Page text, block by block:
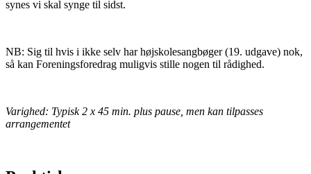
synes vi skal synge til sidst.
NB: Sig til hvis i ikke selv har højskolesangbøger (19. udgave) nok,
så kan Foreningsforedrag muligvis stille nogen til rådighed.
Varighed: Typisk 2 x 45 min. plus pause, men kan tilpasses
arrangementet